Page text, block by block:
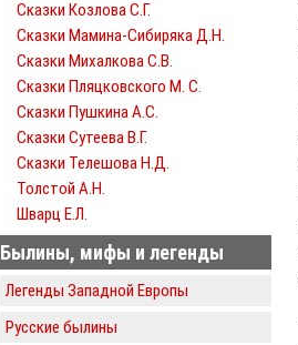
Сказки Козлова С.Г.
Сказки Мамина-Сибиряка Д.Н.
Сказки Михалкова С.В.
Сказки Пляцковского М. С.
Сказки Пушкина А.С.
Сказки Сутеева В.Г.
Сказки Телешова Н.Д.
Толстой А.Н.
Шварц Е.Л.
Былины, мифы и легенды
Легенды Западной Европы
Русские былины